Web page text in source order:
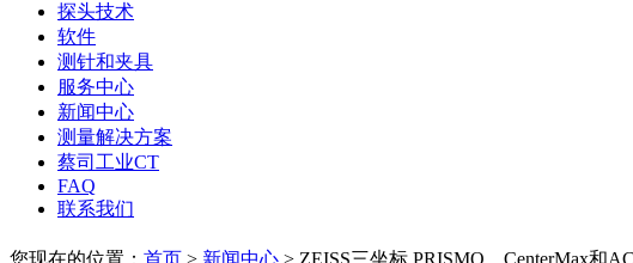
探头技术
软件
测针和夹具
服务中心
新闻中心
测量解决方案
蔡司工业CT
FAQ
联系我们
您现在的位置： 首页 > 新闻中心 > ZEISS三坐标 PRISMO、CenterMax和